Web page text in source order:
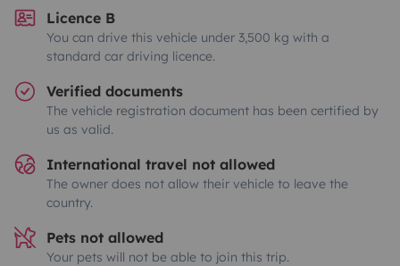
Licence B
You can drive this vehicle under 3,500 kg with a
standard car driving licence.
Verified documents
The vehicle registration document has been certified by
us as valid.
International travel not allowed
The owner does not allow their vehicle to leave the
country.
Pets not allowed
Your pets will not be able to join this trip.